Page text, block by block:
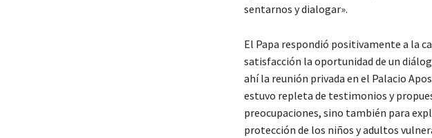
sentarnos y dialogar».
El Papa respondió positivamente a la
satisfacción la oportunidad de un
ahí la reunión privada en el Palacio
estuvo repleta de testimonios y
preocupaciones, sino también para
protección de los niños y adultos